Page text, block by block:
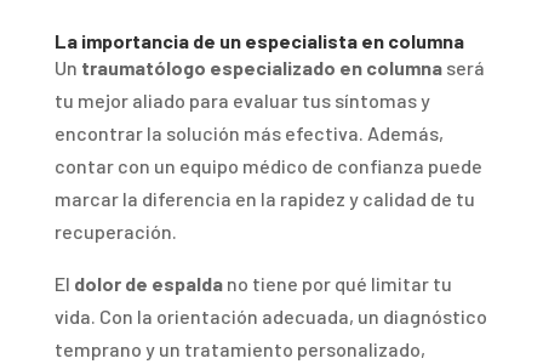
La importancia de un especialista en columna
Un traumatólogo especializado en columna será
tu mejor aliado para evaluar tus síntomas y
encontrar la solución más efectiva. Además,
contar con un equipo médico de confianza puede
marcar la diferencia en la rapidez y calidad de tu
recuperación.
El dolor de espaldano tiene por qué limitar tu
vida. Con la orientación adecuada, un diagnóstico
temprano y un tratamiento personalizado,